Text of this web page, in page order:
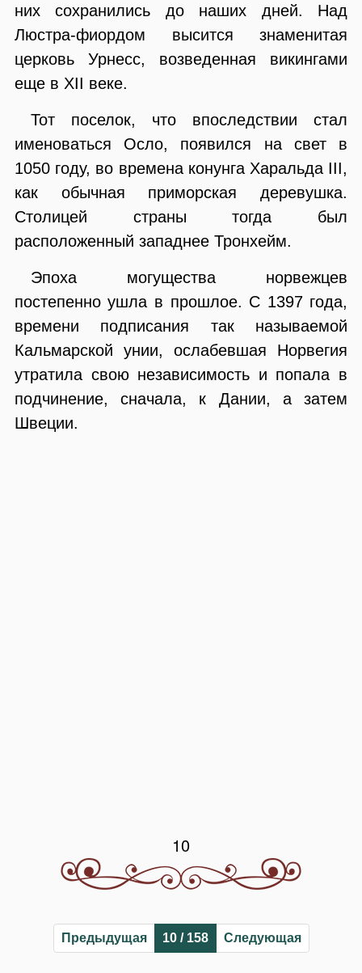
них сохранились до наших дней. Над
Люстра-фиордом высится знаменитая
церковь Урнесс, возведенная викингами
еще в XII веке.
Тот поселок, что впоследствии стал
именоваться Осло, появился на свет в
1050 году, во времена конунга Харальда III,
как обычная приморская деревушка.
Столицей страны тогда был
расположенный западнее Тронхейм.
Эпоха могущества норвежцев
постепенно ушла в прошлое. С 1397 года,
времени подписания так называемой
Кальмарской унии, ослабевшая Норвегия
утратила свою независимость и попала в
подчинение, сначала, к Дании, а затем
Швеции.
10
Предыдущая 10 / 158 Следующая